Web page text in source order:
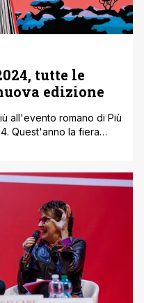
tutte le
edizione
all'evento romano di Più
Quest'anno la fiera
al 8 dicembre. Come
luogo a Roma presso